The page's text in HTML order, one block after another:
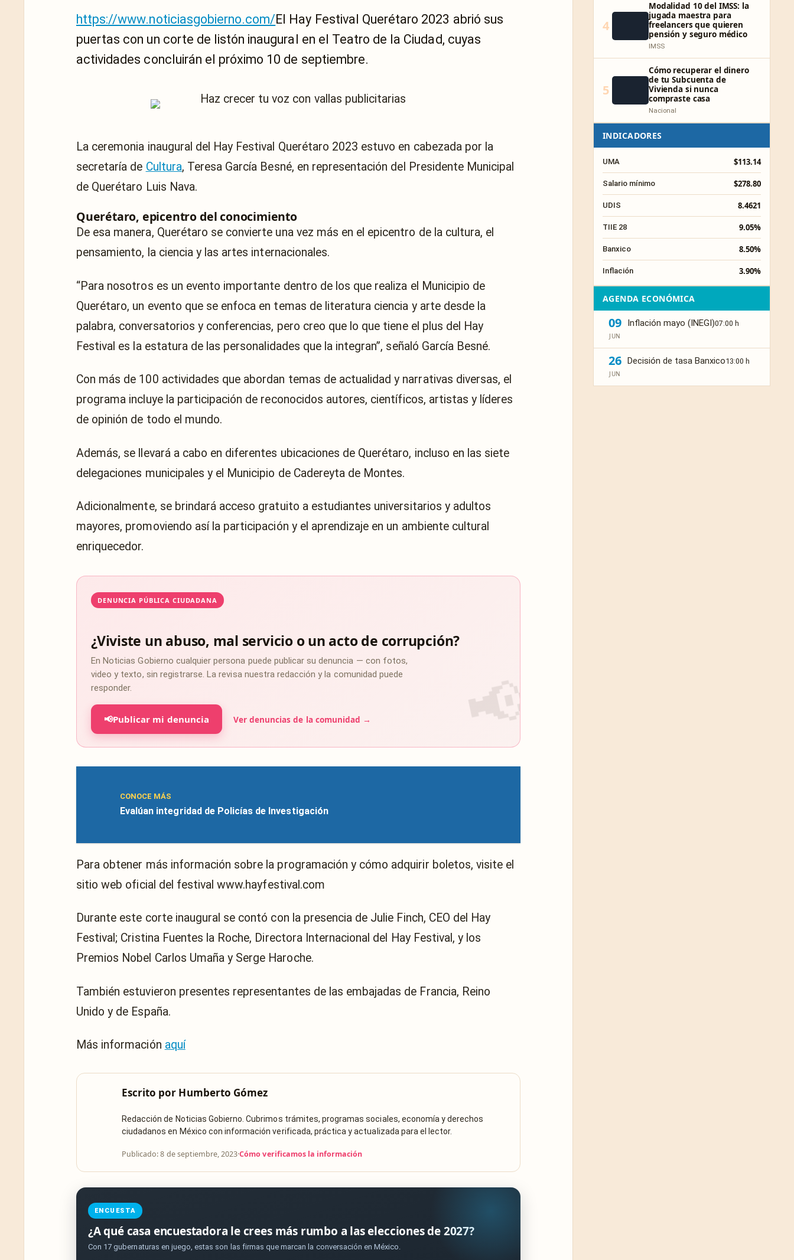
https://www.noticiasgobierno.com/El Hay Festival Querétaro 2023 abrió sus
puertas con un corte de listón inaugural en el Teatro de la Ciudad, cuyas
actividades concluirán el próximo 10 de septiembre.
La ceremonia inaugural del Hay Festival Querétaro 2023 estuvo en cabezada por la
secretaría de Cultura, Teresa García Besné, en representación del Presidente Municipal
de Querétaro Luis Nava.
Querétaro, epicentro del conocimiento
De esa manera, Querétaro se convierte una vez más en el epicentro de la cultura, el
pensamiento, la ciencia y las artes internacionales.
“Para nosotros es un evento importante dentro de los que realiza el Municipio de
Querétaro, un evento que se enfoca en temas de literatura ciencia y arte desde la
palabra, conversatorios y conferencias, pero creo que lo que tiene el plus del Hay
Festival es la estatura de las personalidades que la integran”, señaló García Besné.
Con más de 100 actividades que abordan temas de actualidad y narrativas diversas, el
programa incluye la participación de reconocidos autores, científicos, artistas y líderes
de opinión de todo el mundo.
Además, se llevará a cabo en diferentes ubicaciones de Querétaro, incluso en las siete
delegaciones municipales y el Municipio de Cadereyta de Montes.
Adicionalmente, se brindará acceso gratuito a estudiantes universitarios y adultos
mayores, promoviendo así la participación y el aprendizaje en un ambiente cultural
enriquecedor.
DENUNCIA PÚBLICA CIUDADANA
¿Viviste un abuso, mal servicio o un acto de corrupción?
En Noticias Gobierno cualquier persona puede publicar su denuncia — con fotos,
video y texto, sin registrarse. La revisa nuestra redacción y la comunidad puede
responder.
📢Publicar mi denuncia Ver denuncias de la comunidad →
CONOCE MÁS
Evalúan integridad de Policías de Investigación
Para obtener más información sobre la programación y cómo adquirir boletos, visite el
sitio web oficial del festival www.hayfestival.com
Durante este corte inaugural se contó con la presencia de Julie Finch, CEO del Hay
Festival; Cristina Fuentes la Roche, Directora Internacional del Hay Festival, y los
Premios Nobel Carlos Umaña y Serge Haroche.
También estuvieron presentes representantes de las embajadas de Francia, Reino
Unido y de España.
Más información aquí
Escrito por Humberto Gómez
Redacción de Noticias Gobierno. Cubrimos trámites, programas sociales, economía y derechos
ciudadanos en México con información verificada, práctica y actualizada para el lector.
Publicado: 8 de septiembre, 2023·Cómo verificamos la información
ENCUESTA
¿A qué casa encuestadora le crees más rumbo a las elecciones de 2027?
Con 17 gubernaturas en juego, estas son las firmas que marcan la conversación en México.
4
Modalidad 10 del IMSS: la
jugada maestra para
freelancers que quieren
pensión y seguro médico
IMSS
5
Cómo recuperar el dinero
de tu Subcuenta de
Vivienda si nunca
compraste casa
Nacional
INDICADORES
UMA $113.14
Salario mínimo $278.80
UDIS 8.4621
TIIE 28 9.05%
Banxico 8.50%
Inflación 3.90%
AGENDA ECONÓMICA
09
JUN
Inflación mayo (INEGI)07:00 h
26
JUN
Decisión de tasa Banxico13:00 h